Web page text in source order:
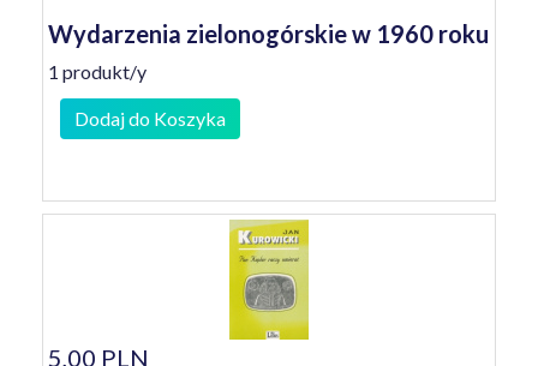
Wydarzenia zielonogórskie w 1960 roku
1 produkt/y
Dodaj do Koszyka
5,00 PLN